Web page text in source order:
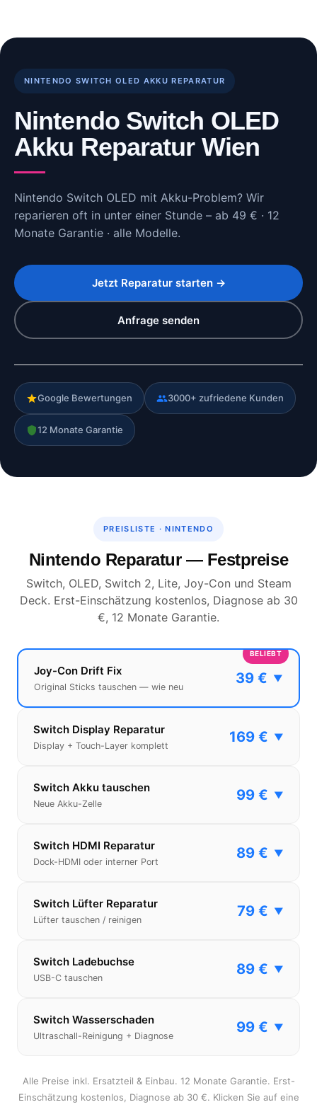
content
NINTENDO SWITCH OLED AKKU REPARATUR
Nintendo Switch OLED
Akku Reparatur Wien
Nintendo Switch OLED mit Akku-Problem? Wir
reparieren oft in unter einer Stunde – ab 49 € · 12
Monate Garantie · alle Modelle.
Jetzt Reparatur starten →
Anfrage senden
Google Bewertungen 3000+ zufriedene Kunden
12 Monate Garantie
PREISLISTE · NINTENDO
Nintendo Reparatur — Festpreise
Switch, OLED, Switch 2, Lite, Joy-Con und Steam
Deck. Erst-Einschätzung kostenlos, Diagnose ab 30
€, 12 Monate Garantie.
BELIEBT
Joy-Con Drift Fix
Original Sticks tauschen — wie neu
39 € ▼
Switch Display Reparatur
Display + Touch-Layer komplett
169 € ▼
Switch Akku tauschen
Neue Akku-Zelle
99 € ▼
Switch HDMI Reparatur
Dock-HDMI oder interner Port
89 € ▼
Switch Lüfter Reparatur
Lüfter tauschen / reinigen
79 € ▼
Switch Ladebuchse
USB-C tauschen
89 € ▼
Switch Wasserschaden
Ultraschall-Reinigung + Diagnose
99 € ▼
Alle Preise inkl. Ersatzteil & Einbau. 12 Monate Garantie. Erst-
Einschätzung kostenlos, Diagnose ab 30 €. Klicken Sie auf eine